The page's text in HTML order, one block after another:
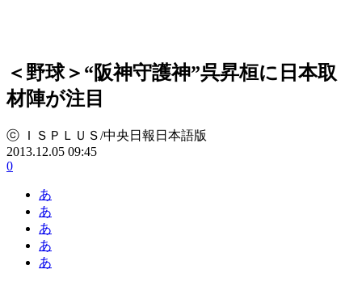
＜野球＞“阪神守護神”呉昇桓に日本取
材陣が注目
ⓒ ＩＳＰＬＵＳ/中央日報日本語版
2013.12.05 09:45
0
あ
あ
あ
あ
あ